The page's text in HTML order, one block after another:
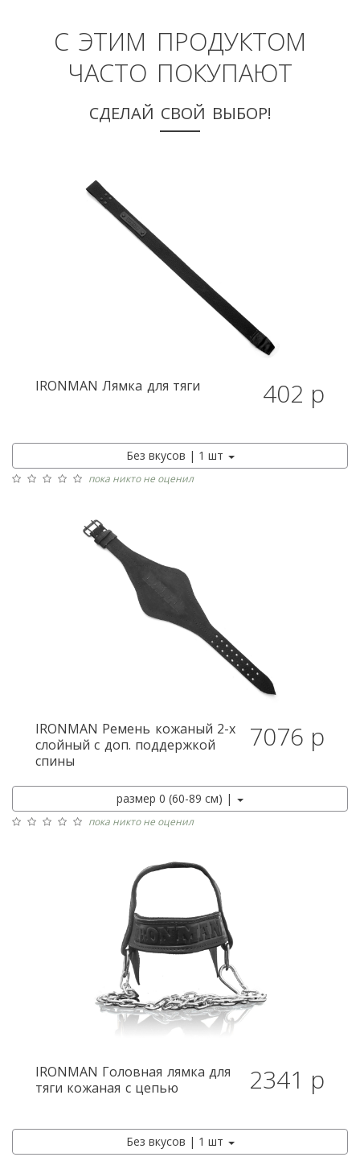
С ЭТИМ ПРОДУКТОМ
ЧАСТО ПОКУПАЮТ
СДЕЛАЙ СВОЙ ВЫБОР!
IRONMAN Лямка для тяги 402 р
Без вкусов | 1 шт
пока никто не оценил
IRONMAN Ремень кожаный 2-х
слойный с доп. поддержкой
спины
7076 р
размер 0 (60-89 см) |
пока никто не оценил
IRONMAN Головная лямка для
тяги кожаная с цепью
2341 р
Без вкусов | 1 шт